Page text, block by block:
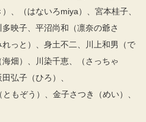
、（はないろmiya）、宮本桂子、
映子、平沼尚和（凛奈の爺さ
っと）、身土不二、川上和男（で
畑）、川染千恵、（さっちゃ
弘子（ひろ）、
もぞう）、金子さつき（めい）、